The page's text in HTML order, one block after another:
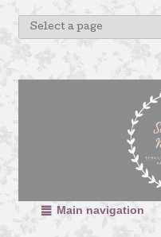
Main navigation